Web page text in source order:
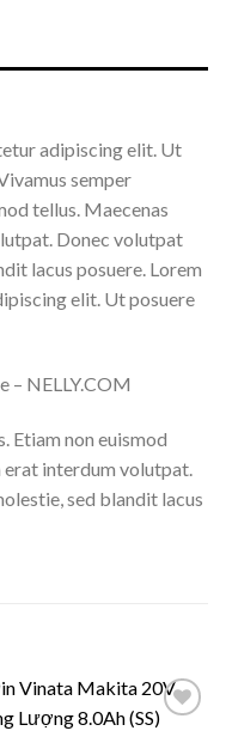
adipiscing elit. Ut
semper
tellus. Maecenas
Donec volutpat
lacus posuere. Lorem
elit. Ut posuere
– NELLY.COM
Etiam non euismod
erat interdum volutpat.
sed blandit lacus